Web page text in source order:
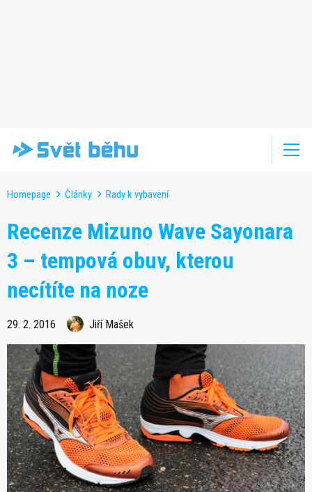
Homepage Články Rady k vybavení
Recenze Mizuno Wave Sayonara
3 – tempová obuv, kterou
necítíte na noze
29. 2. 2016 Jiří Mašek